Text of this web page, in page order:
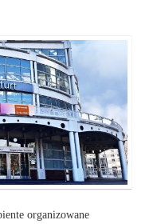
organizowane